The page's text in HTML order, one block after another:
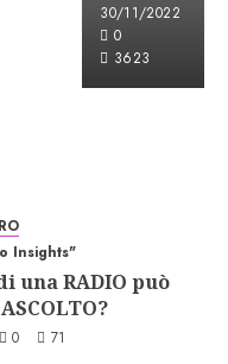
30/11/2022
0
3623
Insights"
una RADIO può
0 71